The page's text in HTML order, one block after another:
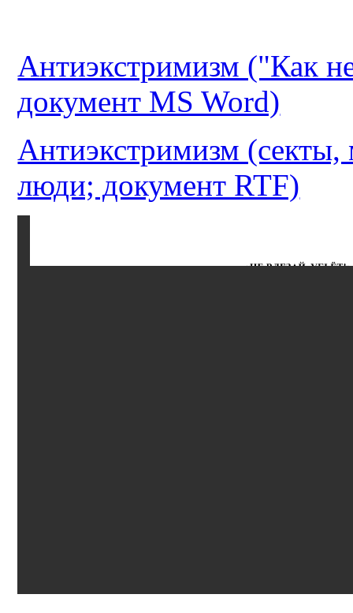
Антиэкстримизм ("Как
документ MS Word)
Антиэкстримизм
люди; документ RTF)